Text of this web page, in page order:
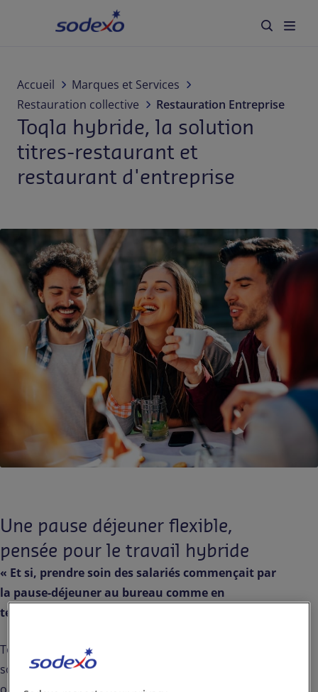
Secteurs
Marques et Services
Qui sommes-nous
Carrière
Contact
Presse
Accueil
Marques et Services
Restauration collective
Restauration Entreprise
Toqla hybride, la solution
titres-restaurant et
restaurant d'entreprise
Une pause déjeuner flexible,
pensée pour le travail hybride
« Et si, prendre soin des salariés commençait par
la pause-déjeuner au bureau comme en
télétravail ? »
Toqla hybride (un partenariat Sodexo I
solution pour déjeuner au restaurant d'entreprise